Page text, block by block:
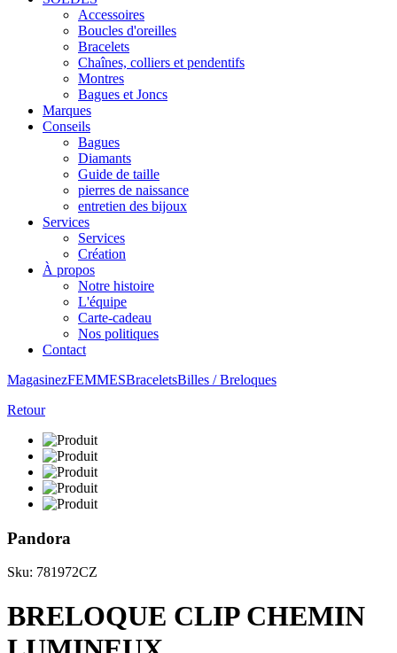
Accessoires
Boucles d'oreilles
Bracelets
Chaînes, colliers et pendentifs
Montres
Bagues et Joncs
Marques
Conseils
Bagues
Diamants
Guide de taille
pierres de naissance
entretien des bijoux
Services
Services
Création
À propos
Notre histoire
L'équipe
Carte-cadeau
Nos politiques
Contact
MagasinezFEMMESBraceletsBilles / Breloques
Retour
Pandora
Sku: 781972CZ
BRELOQUE CLIP CHEMIN